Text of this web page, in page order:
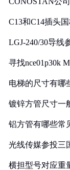
C13和C14插头
LGJ-240/30导线
寻找nce01p30k
电梯的尺寸有哪
镀锌方管尺寸一
铝方管有哪些常
光线传媒参投三
横担型号对应重